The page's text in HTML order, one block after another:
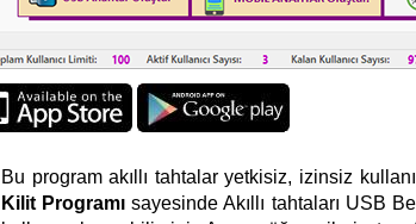
Bu program akıllı tahtalar yetkisiz, izinsiz
Kilit Programı sayesinde Akıllı tahtaları USB